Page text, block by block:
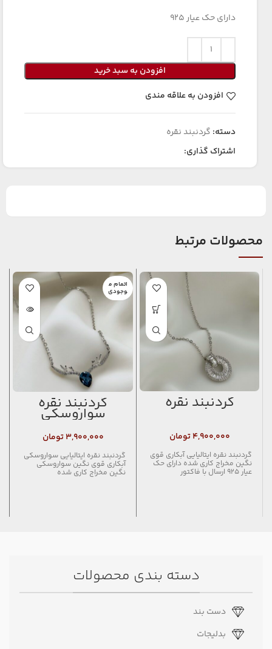
دارای حک عیار ۹۲۵
افزودن به سبد خرید
افزودن به علاقه مندی
دسته: گردنبند نقره
اشتراک گذاری:
محصولات مرتبط
گردنبند نقره
۴,۹۰۰,۰۰۰ تومان
گردنبند نقره ایتالیایی آبکاری قوی
نگین مخراج کاری شده دارای حک
عیار ۹۲۵ ارسال با فاکتور
اتمام م
وجودی
گردنبند نقره
سواروسکی
۳,۹۰۰,۰۰۰ تومان
گردنبند نقره ایتالیایی سواروسکی
آبکاری قوی نگین سواروسکی
نگین مخراج کاری شده
دسته بندی محصولات
دست بند
بدلیجات